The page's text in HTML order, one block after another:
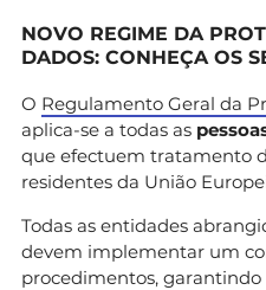
NOVO REGIME DA
DADOS: CONHEÇA OS
O Regulamento Geral da
aplica-se a todas as
que efectuem tratamento
residentes da União
Todas as entidades
devem implementar um
procedimentos,